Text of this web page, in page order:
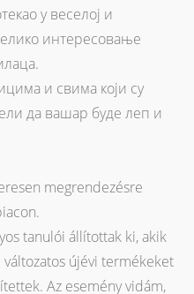
у веселој и
интересовање
и свима који су
да вашар буде леп и
megrendezésre
tanulói állítottak ki, akik
újévi termékeket
Az esemény vidám,